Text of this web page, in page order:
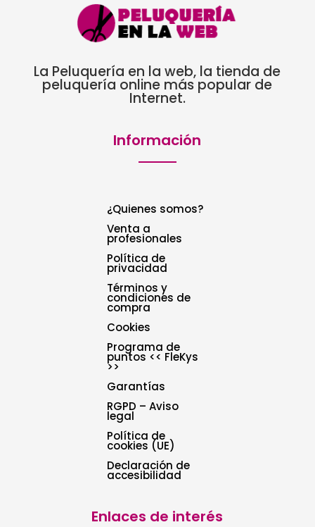
La Peluquería en la web, la tienda de
peluquería online más popular de
Internet.
Información
¿Quienes somos?
Venta a
profesionales
Política de
privacidad
Términos y
condiciones de
compra
Cookies
Programa de
puntos << FleKys
>>
Garantías
RGPD – Aviso
legal
Política de
cookies (UE)
Declaración de
accesibilidad
Enlaces de interés